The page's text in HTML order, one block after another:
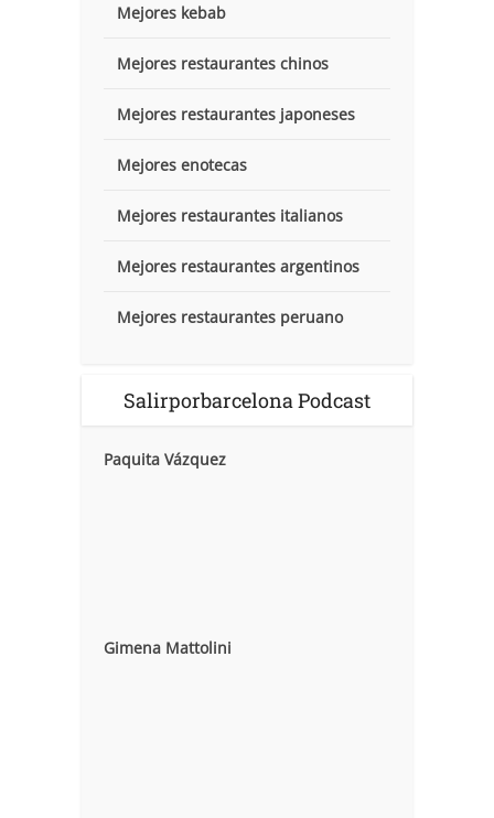
Mejores kebab
Mejores restaurantes chinos
Mejores restaurantes japoneses
Mejores enotecas
Mejores restaurantes italianos
Mejores restaurantes argentinos
Mejores restaurantes peruano
Salirporbarcelona Podcast
Paquita Vázquez
Gimena Mattolini